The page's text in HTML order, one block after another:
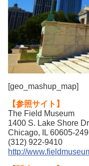
[geo_mashup_map]
【参照サイト】
The Field Museum
1400 S. Lake Shore
Chicago, IL 60605-
(312) 922-9410
http://